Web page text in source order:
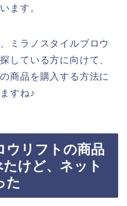
ます。
ミラノスタイルブロウ
している方に向けて、
商品を購入する方法に
すね♪
ウリフトの商品
けど、ネット
た